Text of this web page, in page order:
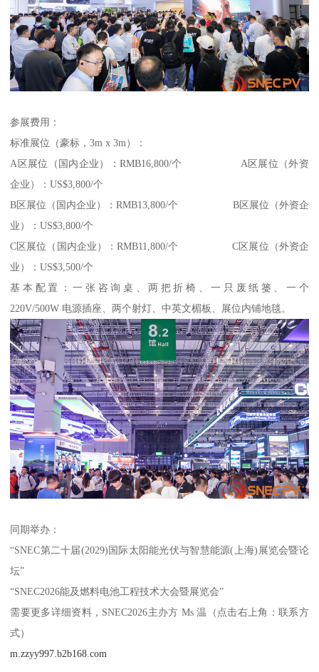
参展费用：
标准展位（豪标，3m x 3m）：
A区展位（国内企业）：RMB16,800/个 A区展位（外资
企业）：US$3,800/个
B区展位（国内企业）：RMB13,800/个 B区展位（外资企
业）：US$3,800/个
C区展位（国内企业）：RMB11,800/个 C区展位（外资企
业）：US$3,500/个
基本配置：一张咨询桌、两把折椅、一只废纸篓、一个
220V/500W 电源插座、两个射灯、中英文楣板、展位内铺地毯。
同期举办：
“SNEC第二十届(2029)国际太阳能光伏与智慧能源(上海)展览会暨论
坛”
“SNEC2026能及燃料电池工程技术大会暨展览会”
需要更多详细资料，SNEC2026主办方 Ms 温（点击右上角：联系方
式）
m.zzyy997.b2b168.com